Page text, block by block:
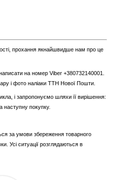
прохання якнайшвидше нам про це
на номер Viber +380732140001.
і фото наліаки ТТН Нової Пошти.
і запропонуємо шляхи її вирішення:
наступну покупку.
за умови збереження товарного
Усі ситуації розглядаються в